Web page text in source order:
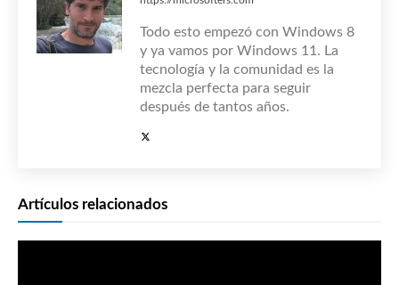
Todo esto empezó con Windows 8
y ya vamos por Windows 11. La
tecnología y la comunidad es la
mezcla perfecta para seguir
después de tantos años.
Artículos relacionados